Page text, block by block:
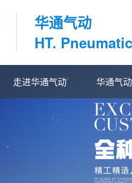
华通气动
HT.
走进华通气动 华通气